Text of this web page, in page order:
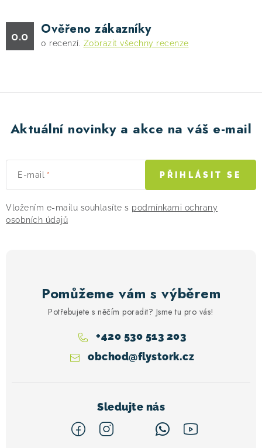
0.0 Ověřeno zákazníky
0 recenzí. Zobrazit všechny recenze
Aktuální novinky a akce na váš e-mail
E-mail
Vložením e-mailu souhlasíte s podmínkami ochrany
osobních údajů
PŘIHLÁSIT SE
Pomůžeme vám s výběrem
Potřebujete s něčím poradit? Jsme tu pro vás!
obchod@flystork.cz
+420 530 513 203